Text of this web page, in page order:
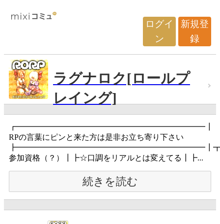
ログイ
ン
新規登
録
ラグナロク[ロールプ
レイング]
RPの言葉にピンと来た方は是非お立ち寄り下さい
参加資格（？）┃┣☆口調をリアルとは変えてる┃┣...
続きを読む